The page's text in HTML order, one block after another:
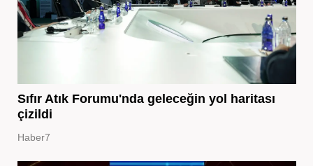
Sıfır Atık Forumu'nda geleceğin yol haritası
çizildi
Haber7